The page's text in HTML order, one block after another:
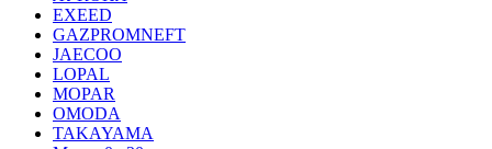
EXEED
GAZPROMNEFT
JAECOO
LOPAL
MOPAR
OMODA
TAKAYAMA